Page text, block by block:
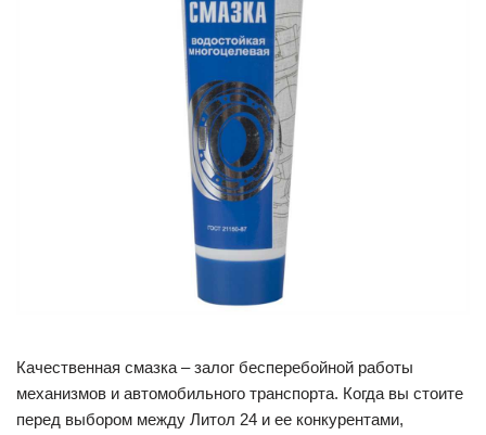
Качественная смазка – залог бесперебойной работы
механизмов и автомобильного транспорта. Когда вы стоите
перед выбором между Литол 24 и ее конкурентами,